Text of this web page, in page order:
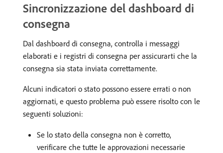
Sincronizzazione del dashboard di
consegna
Dal dashboard di consegna, controlla i messaggi
elaborati e i registri di consegna per assicurarti che la
consegna sia stata inviata correttamente.
Alcuni indicatori o stato possono essere errati o non
aggiornati, e questo problema può essere risolto con le
seguenti soluzioni:
Se lo stato della consegna non è corretto,
verificare che tutte le approvazioni necessarie